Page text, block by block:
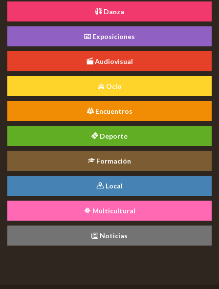
Danza
Exposiciones
Audiovisual
Ocio
Encuentros
Deporte
Formación
Local
Multicultural
Noticias